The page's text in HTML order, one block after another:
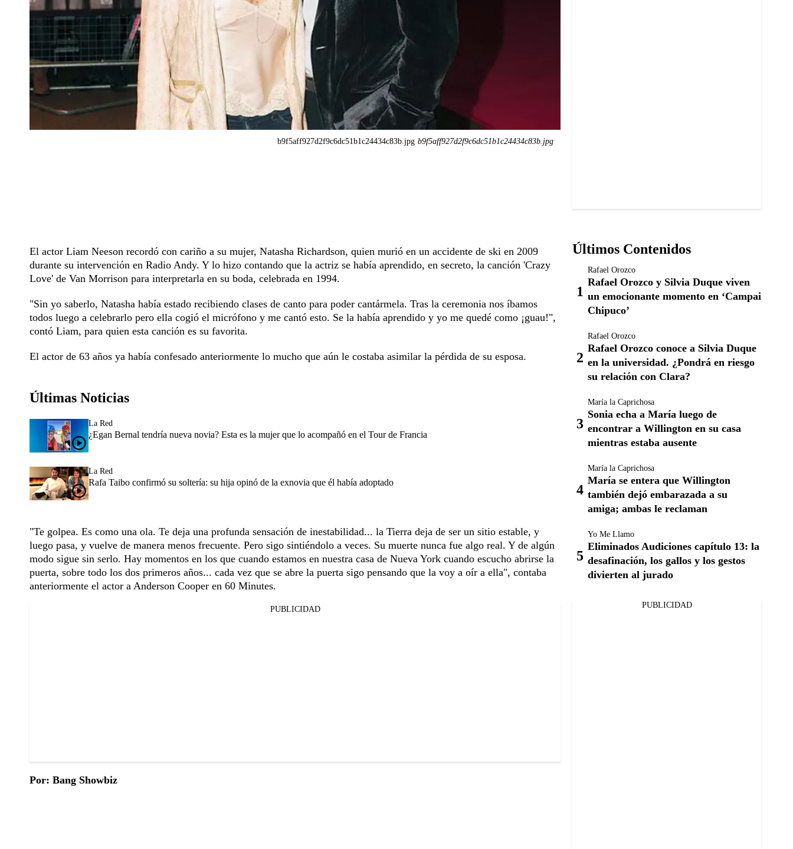
b9f5aff927d2f9c6dc51b1c24434c83b.jpg b9f5aff927d2f9c6dc51b1c24434c83b.jpg
El actor Liam Neeson recordó con cariño a su mujer, Natasha Richardson, quien murió en un accidente de ski en 2009
durante su intervención en Radio Andy. Y lo hizo contando que la actriz se había aprendido, en secreto, la canción 'Crazy
Love' de Van Morrison para interpretarla en su boda, celebrada en 1994.
"Sin yo saberlo, Natasha había estado recibiendo clases de canto para poder cantármela. Tras la ceremonia nos íbamos
todos luego a celebrarlo pero ella cogió el micrófono y me cantó esto. Se la había aprendido y yo me quedé como ¡guau!",
contó Liam, para quien esta canción es su favorita.
El actor de 63 años ya había confesado anteriormente lo mucho que aún le costaba asimilar la pérdida de su esposa.
Últimas Noticias
La Red
¿Egan Bernal tendría nueva novia? Esta es la mujer que lo acompañó en el Tour de Francia
La Red
Rafa Taibo confirmó su soltería: su hija opinó de la exnovia que él había adoptado
"Te golpea. Es como una ola. Te deja una profunda sensación de inestabilidad... la Tierra deja de ser un sitio estable, y
luego pasa, y vuelve de manera menos frecuente. Pero sigo sintiéndolo a veces. Su muerte nunca fue algo real. Y de algún
modo sigue sin serlo. Hay momentos en los que cuando estamos en nuestra casa de Nueva York cuando escucho abrirse la
puerta, sobre todo los dos primeros años... cada vez que se abre la puerta sigo pensando que la voy a oír a ella", contaba
anteriormente el actor a Anderson Cooper en 60 Minutes.
PUBLICIDAD
Por: Bang Showbiz
Últimos Contenidos
Rafael Orozco
Rafael Orozco y Silvia Duque viven
un emocionante momento en ‘Campai
Chipuco’
Rafael Orozco
Rafael Orozco conoce a Silvia Duque
en la universidad. ¿Pondrá en riesgo
su relación con Clara?
María la Caprichosa
Sonia echa a María luego de
encontrar a Willington en su casa
mientras estaba ausente
María la Caprichosa
María se entera que Willington
también dejó embarazada a su
amiga; ambas le reclaman
Yo Me Llamo
Eliminados Audiciones capítulo 13: la
desafinación, los gallos y los gestos
divierten al jurado
PUBLICIDAD